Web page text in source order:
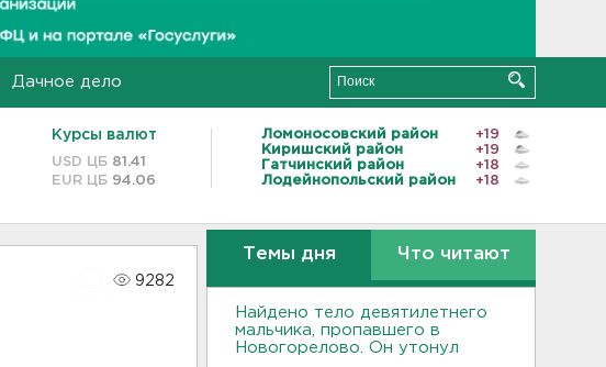
Дачное дело
Курсы валют
USD ЦБ 81.41
EUR ЦБ 94.06
Ломоносовский район
+19
Киришский район
+19
Гатчинский район
+18
Лодейнопольский район
+18
9282
Темы дня Что читают
Найдено тело девятилетнего
мальчика, пропавшего в
Новогорелово. Он утонул